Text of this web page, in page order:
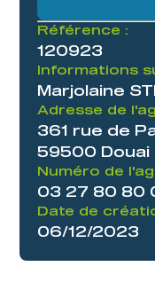
Référence :
120923
Informations
Marjolaine
Adresse de
361 rue de
59500 Douai
Numéro de
03 27 80 80
Date de
06/12/2023